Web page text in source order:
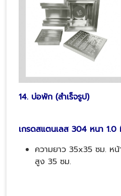
14. บ่อพัก (สำเร็จรูป)
เกรดสแตนเลส 304 หนา 1.0
ความยาว 35x35 ซม. ห
สูง 35 ซม.